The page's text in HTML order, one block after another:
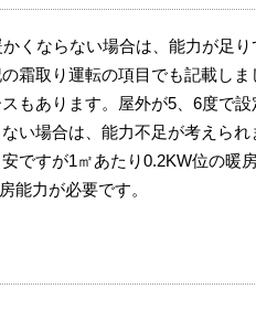
くならない場合は、能力が足
霜取り運転の項目でも記載し
もあります。屋外が5、6度で
い場合は、能力不足が考えら
ですが1㎡あたり0.2KW位の暖
能力が必要です。